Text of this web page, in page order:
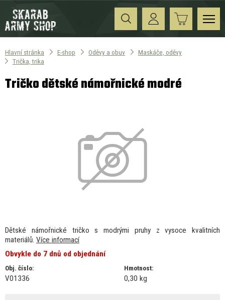
Hlavní stránka E-shop Oděvy a obuv
Maskáče, oděvy
Trička, trika
Tričko dětské námořnické modré
Dětské námořnické tričko s modrými pruhy z vysoce kvalitních
materiálů. Více informací
Obvykle do 7 dnů od objednání
Obj. číslo:
V01336
Hmotnost:
0,30 kg